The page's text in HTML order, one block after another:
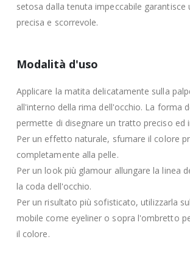
setosa dalla tenuta impeccabile garantisce
precisa e scorrevole.
Modalità d'uso
Applicare la matita delicatamente sulla
all'interno della rima dell'occhio. La forma
permette di disegnare un tratto preciso ed
Per un effetto naturale, sfumare il colore
completamente alla pelle.
Per un look più glamour allungare la linea
la coda dell'occhio.
Per un risultato più sofisticato, utilizzarla
mobile come eyeliner o sopra l'ombretto
il colore.